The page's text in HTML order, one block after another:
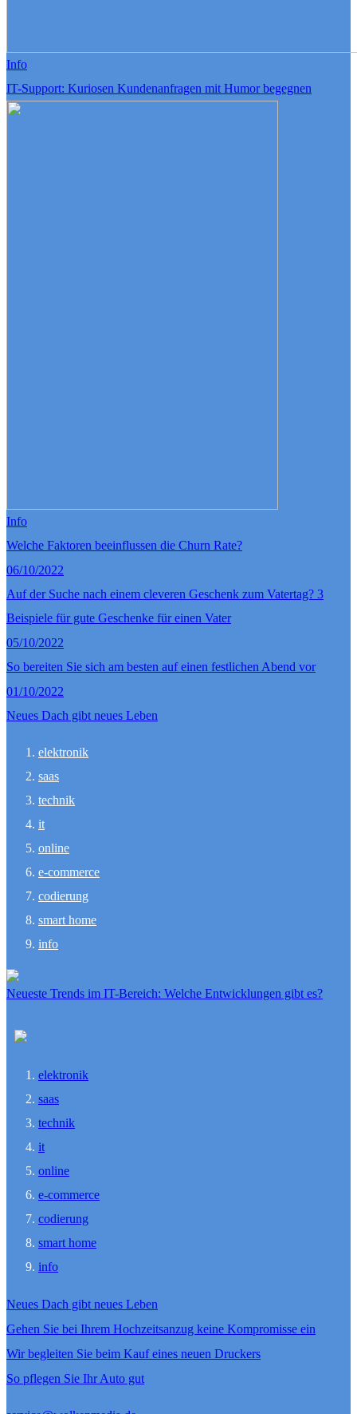
Info
IT-Support: Kuriosen Kundenanfragen mit Humor begegnen
Info
Welche Faktoren beeinflussen die Churn Rate?
06/10/2022
Auf der Suche nach einem cleveren Geschenk zum Vatertag? 3
Beispiele für gute Geschenke für einen Vater
05/10/2022
So bereiten Sie sich am besten auf einen festlichen Abend vor
01/10/2022
Neues Dach gibt neues Leben
elektronik
saas
technik
it
online
e-commerce
codierung
smart home
info
Neueste Trends im IT-Bereich: Welche Entwicklungen gibt es?
elektronik
saas
technik
it
online
e-commerce
codierung
smart home
info
Neues Dach gibt neues Leben
Gehen Sie bei Ihrem Hochzeitsanzug keine Kompromisse ein
Wir begleiten Sie beim Kauf eines neuen Druckers
So pflegen Sie Ihr Auto gut